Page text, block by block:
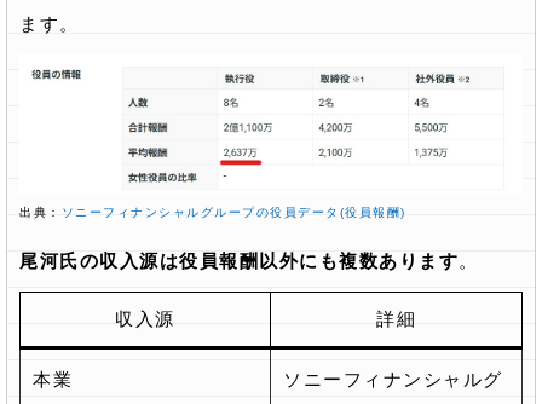
ます。
出典： ソニーフィナンシャルグループの役員データ(役員報酬)
尾河氏の収入源は役員報酬以外にも複数あります。
収入源 詳細
本業
ソニーフィナンシャルグ